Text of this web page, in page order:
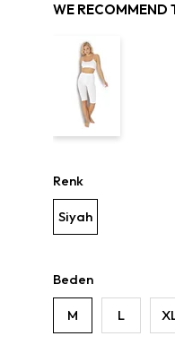
WE RECOMMEND
Renk
Siyah
Beden
M L